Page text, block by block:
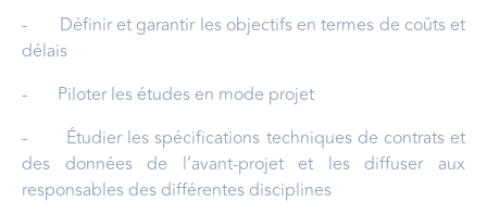
- Définir et garantir les objectifs en termes de coûts et
délais
- Piloter les études en mode projet
- Étudier les spécifications techniques de contrats et
des données de l’avant-projet et les diffuser aux
responsables des différentes disciplines